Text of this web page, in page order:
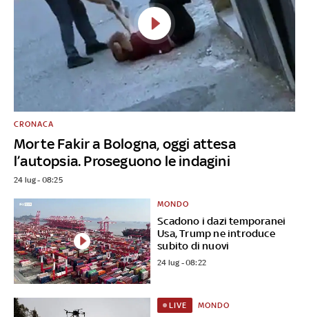
Morte Fakir a Bologna, oggi attesa
l’autopsia. Proseguono le indagini
CRONACA
24 lug - 08:25
Scadono i dazi temporanei
Usa, Trump ne introduce
subito di nuovi
MONDO
24 lug - 08:22
LIVE MONDO